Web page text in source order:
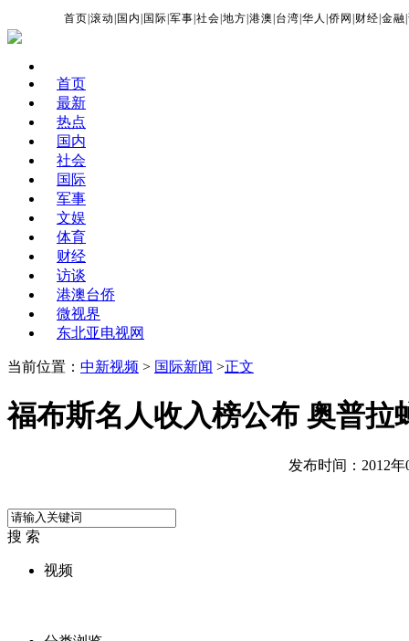
首页 |滚动 国内 国际 |军事 |社会 |地方 |港澳 台湾 |华人 |侨网 财经 |金融 |
首页
最新
热点
国内
社会
国际
军事
文娱
体育
财经
访谈
港澳台侨
微视界
东北亚电视网
当前位置： 中新视频 > 国际新闻 >正文
福布斯名人收入榜公布 奥普拉
发布时间：2012年
搜 索
视频